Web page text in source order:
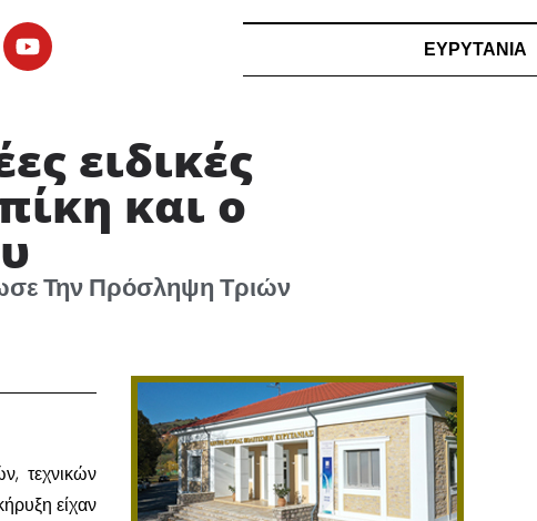
ΕΥΡΥΤΑΝΙΑ
ειδικές
και ο
Την Πρόσληψη Τριών
τεχνικών
είχαν